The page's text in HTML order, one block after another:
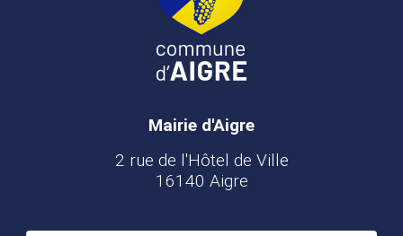
Mairie d'Aigre
2 rue de l'Hôtel de Ville
16140 Aigre